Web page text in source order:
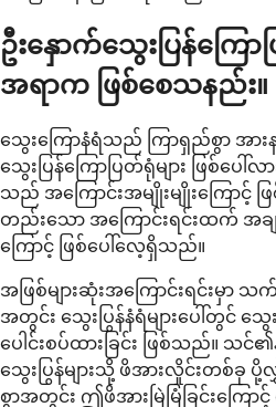
ဦးနှောက်သွေးပြန်ကြ
အရာက ဖြစ်စေသနည်း။
သွေးကြောနံရံသည် ကြာရှည်စွာ အား
သွေးပြန်ကြောပြတ်ရုံများ ဖြစ်ပေါ်
သည် အကြောင်းအမျိုးမျိုးကြောင့် ဖ
တည်းသော အကြောင်းရင်းထက် အချက်
ကြောင့် ဖြစ်ပေါ်လေ့ရှိသည်။
အဖြစ်များဆုံးအကြောင်းရင်းမှာ သ
အတွင်း သွေးပြွန်နံရံများပေါ်တွင် သွေး
ပေါင်းစပ်ထားခြင်း ဖြစ်သည်။ သ
သွေးပြွန်များသို့ ဖိအားလှိုင်းတစ်ခု
စွာအတွင်း ဤဖိအားမြဲမြံခြင်းကြေ